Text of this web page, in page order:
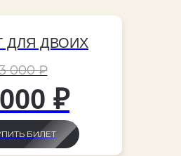
ДЛЯ ДВОИХ
000 ₽
₽
БИЛЕТ